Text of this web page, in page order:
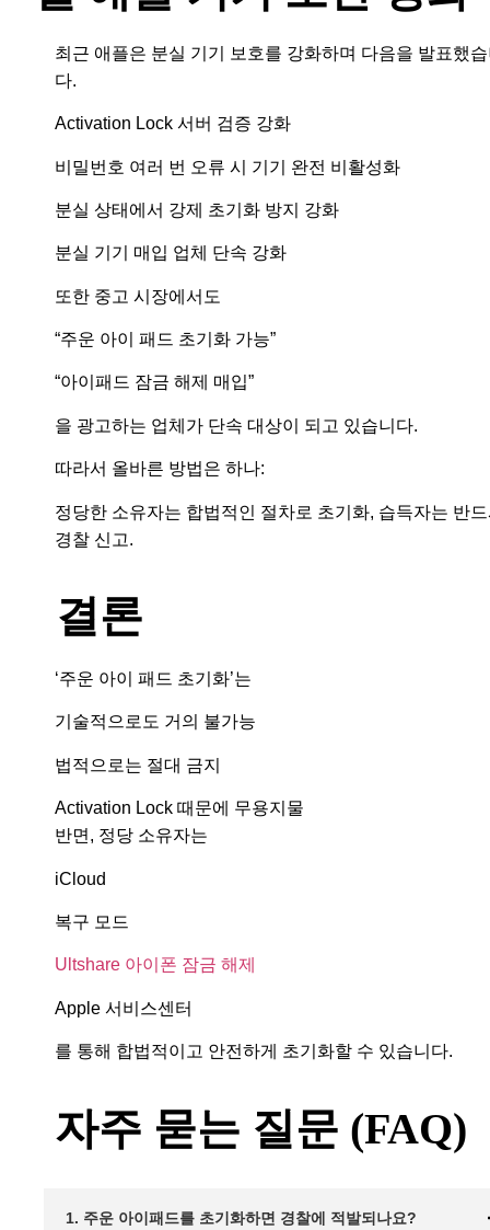
최근 애플은 분실 기기 보호를 강화하며 다음을 발표했
다.
Activation Lock 서버 검증 강화
비밀번호 여러 번 오류 시 기기 완전 비활성화
분실 상태에서 강제 초기화 방지 강화
분실 기기 매입 업체 단속 강화
또한 중고 시장에서도
“주운 아이 패드 초기화 가능”
“아이패드 잠금 해제 매입”
을 광고하는 업체가 단속 대상이 되고 있습니다.
따라서 올바른 방법은 하나:
정당한 소유자는 합법적인 절차로 초기화, 습득자는 반
경찰 신고.
결론
‘주운 아이 패드 초기화’는
기술적으로도 거의 불가능
법적으로는 절대 금지
Activation Lock 때문에 무용지물
반면, 정당 소유자는
iCloud
복구 모드
Ultshare 아이폰 잠금 해제
Apple 서비스센터
를 통해 합법적이고 안전하게 초기화할 수 있습니다.
자주 묻는 질문 (FAQ)
1. 주운 아이패드를 초기화하면 경찰에 적발되나요?